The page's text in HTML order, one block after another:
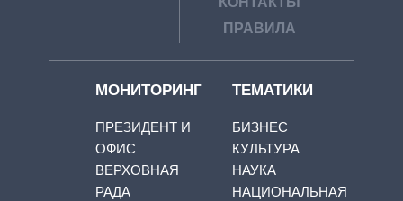
ПРАВИЛА
МОНИТОРИНГ
ПРЕЗИДЕНТ И
ОФИС
ВЕРХОВНАЯ
РАДА
ТЕМАТИКИ
БИЗНЕС
КУЛЬТУРА
НАУКА
НАЦИОНАЛЬНАЯ